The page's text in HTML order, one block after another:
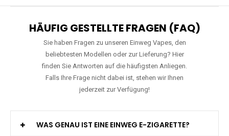
HÄUFIG GESTELLTE FRAGEN (FAQ)
Sie haben Fragen zu unseren Einweg Vapes, den
beliebtesten Modellen oder zur Lieferung? Hier
finden Sie Antworten auf die häufigsten Anliegen.
Falls Ihre Frage nicht dabei ist, stehen wir Ihnen
jederzeit zur Verfügung!
WAS GENAU IST EINE EINWEG E-ZIGARETTE?